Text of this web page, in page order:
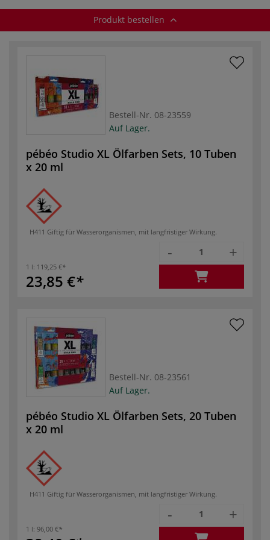
Produkt bestellen
Bestell-Nr. 08-23559
Auf Lager.
pébéo Studio XL Ölfarben Sets, 10 Tuben
x 20 ml
H411 Giftig für Wasserorganismen, mit langfristiger Wirkung.
1 l: 119,25 €
23,85 €
- +
Bestell-Nr. 08-23561
Auf Lager.
pébéo Studio XL Ölfarben Sets, 20 Tuben
x 20 ml
H411 Giftig für Wasserorganismen, mit langfristiger Wirkung.
1 l: 96,00 €
- +